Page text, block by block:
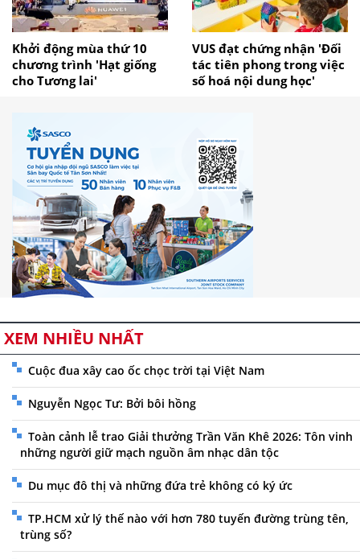
Khởi động mùa thứ 10
chương trình 'Hạt giống
cho Tương lai'
VUS đạt chứng nhận 'Đối
tác tiên phong trong việc
số hoá nội dung học'
XEM NHIỀU NHẤT
Cuộc đua xây cao ốc chọc trời tại Việt Nam
Nguyễn Ngọc Tư: Bởi bôi hồng
Toàn cảnh lễ trao Giải thưởng Trần Văn Khê 2026: Tôn vinh
những người giữ mạch nguồn âm nhạc dân tộc
Du mục đô thị và những đứa trẻ không có ký ức
TP.HCM xử lý thế nào với hơn 780 tuyến đường trùng tên,
trùng số?